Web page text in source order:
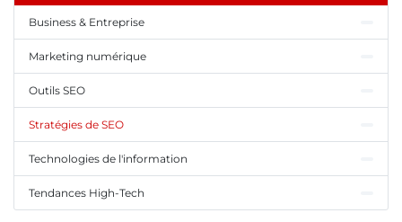
Business & Entreprise
Marketing numérique
Outils SEO
Stratégies de SEO
Technologies de l'information
Tendances High-Tech